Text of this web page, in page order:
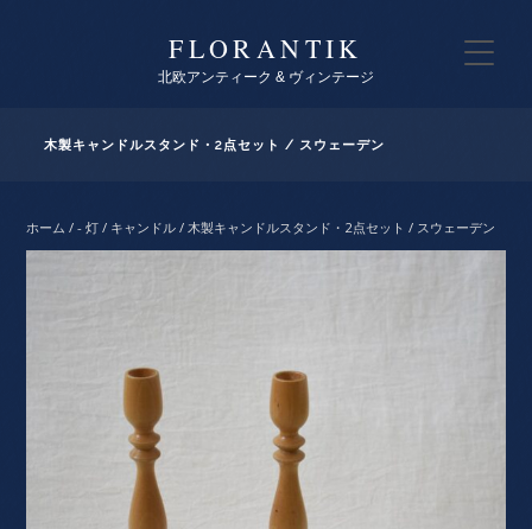
FLORANTIK
北欧アンティーク & ヴィンテージ
木製キャンドルスタンド・2点セット / スウェーデン
ホーム /- 灯 / キャンドル / 木製キャンドルスタンド・2点セット / スウェーデン